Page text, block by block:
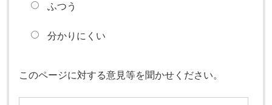
ふつう
分かりにくい
このページに対する意見等を聞かせください。